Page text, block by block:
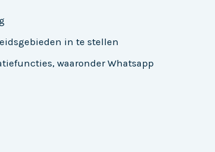
in te stellen
waaronder Whatsapp